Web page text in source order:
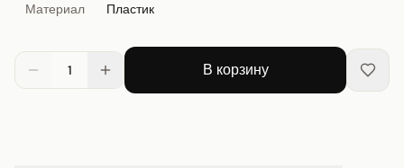
Материал
Пластик
1 В корзину